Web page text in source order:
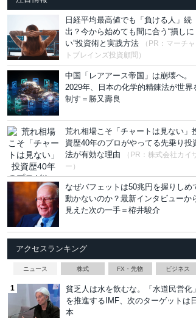
日経平均最高値でも「負ける人」続
出？今から始めても間に合う“損しに
い”投資術と実践方法
（PR：マーチ
トブレインズ投資顧問）
中国「レアアース帝国」は崩壊へ。
2029年、日本の化学的精錬法が世界
制す＝勝又壽良
荒れ相場こそ「チャートは見ない」
資歴40年のプロがやってる先乗り投
法が有効な理由
（PR：株式会社カイ
ー）
なぜバフェットは50兆円を握りしめ
動かないのか？最新インタビューか
見えた次の一手＝栫井駿介
アクセスランキング
ニュース 株式 FX・先物 ビジネス
貧乏人は水を飲むな。「水道民営化」
を推進するIMF、次のターゲットは日
本